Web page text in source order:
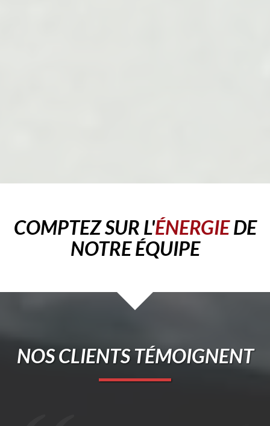
COMPTEZ SUR L'ÉNERGIEDE
NOTRE ÉQUIPE
NOS CLIENTS TÉMOIGNENT